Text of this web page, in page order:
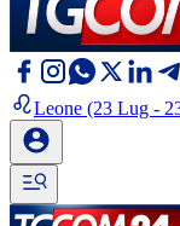
Leone (23 Lug -